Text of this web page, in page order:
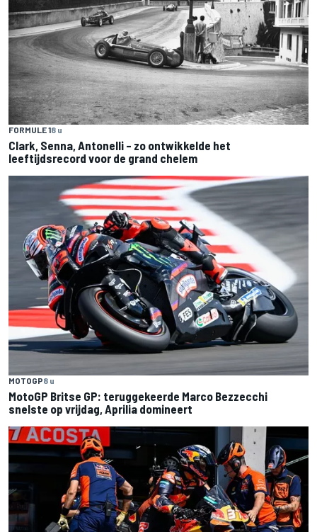
FORMULE 18 u
Clark, Senna, Antonelli – zo ontwikkelde het
leeftijdsrecord voor de grand chelem
MOTOGP8 u
MotoGP Britse GP: teruggekeerde Marco Bezzecchi
snelste op vrijdag, Aprilia domineert